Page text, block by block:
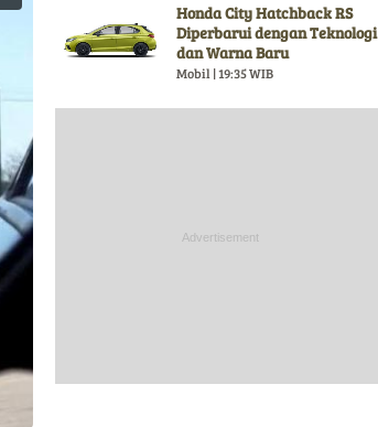
Honda City Hatchback RS
Diperbarui dengan Teknologi
dan Warna Baru
Mobil | 19:35 WIB